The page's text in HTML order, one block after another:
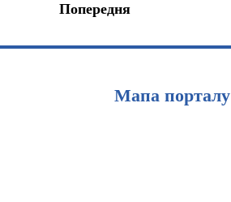
Попередня
Мапа порталу